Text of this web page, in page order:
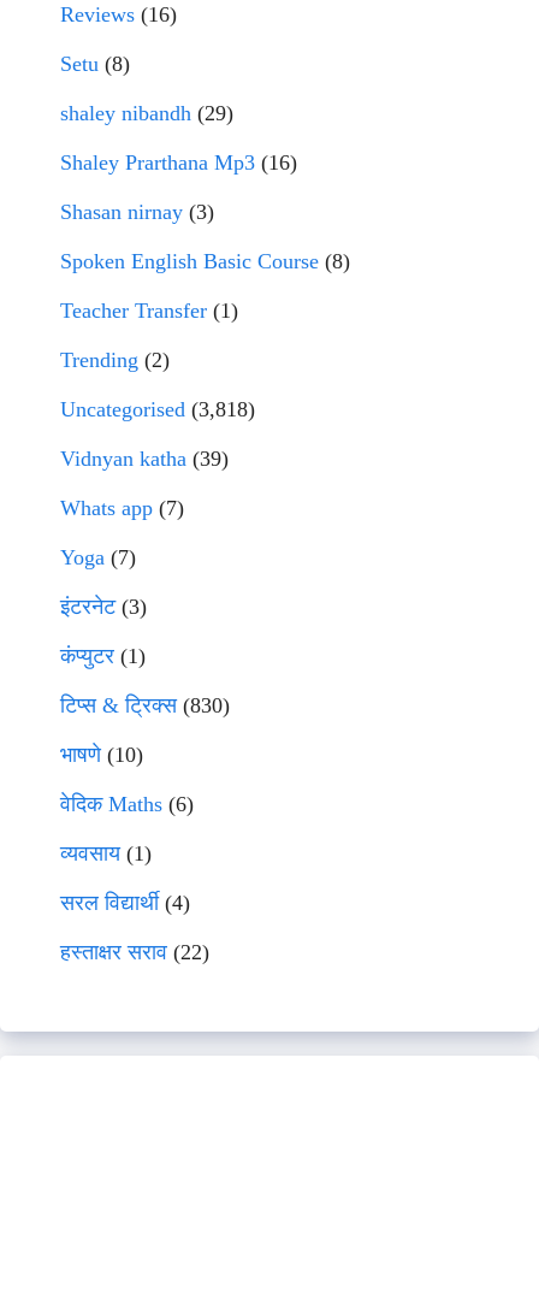
Reviews (16)
Setu (8)
shaley nibandh (29)
Shaley Prarthana Mp3 (16)
Shasan nirnay (3)
Spoken English Basic Course (8)
Teacher Transfer (1)
Trending (2)
Uncategorised (3,818)
Vidnyan katha (39)
Whats app (7)
Yoga (7)
इंटरनेट(3)
कंप्युटर (1)
टिप्स & ट्रिक्स(830)
भाषणे(10)
वेदिक Maths (6)
व्यवसाय(1)
सरल विद्यार्थी(4)
हस्ताक्षर सराव (22)